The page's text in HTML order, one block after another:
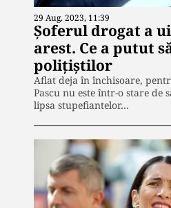
29 Aug. 2023, 11:39
Șoferul drogat a
arest. Ce a putut
polițiștilor
Aflat deja în închisoare,
Pascu nu este într-o stare de
lipsa stupefiantelor…